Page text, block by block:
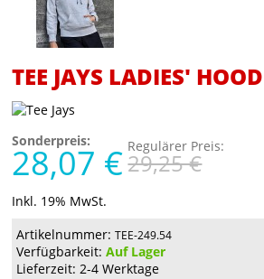
TEE JAYS LADIES'
Sonderpreis:
28,07 € Regulärer Preis:
29,25 €
Inkl. 19% MwSt.
Artikelnummer: TEE-249.54
Verfügbarkeit:Auf Lager
Lieferzeit: 2-4 Werktage